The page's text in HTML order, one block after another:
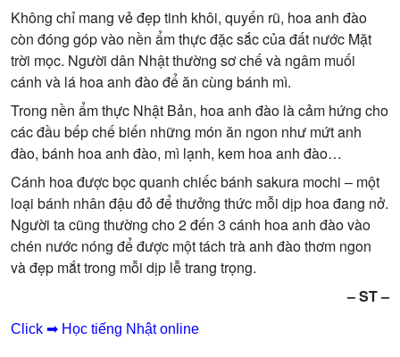
Không chỉ mang vẻ đẹp tinh khôi, quyến rũ, hoa anh đào
còn đóng góp vào nền ẩm thực đặc sắc của đất nước Mặt
trời mọc. Người dân Nhật thường sơ chế và ngâm muối
cánh và lá hoa anh đào để ăn cùng bánh mì.
Trong nền ẩm thực Nhật Bản, hoa anh đào là cảm hứng cho
các đầu bếp chế biến những món ăn ngon như mứt anh
đào, bánh hoa anh đào, mì lạnh, kem hoa anh đào…
Cánh hoa được bọc quanh chiếc bánh sakura mochi – một
loại bánh nhân đậu đỏ để thưởng thức mỗi dịp hoa đang nở.
Người ta cũng thường cho 2 đến 3 cánh hoa anh đào vào
chén nước nóng để được một tách trà anh đào thơm ngon
và đẹp mắt trong mỗi dịp lễ trang trọng.
– ST –
Click ➡ Học tiếng Nhật online